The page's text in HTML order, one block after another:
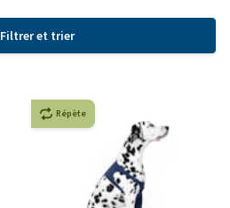
Filtrer et trier
Répète